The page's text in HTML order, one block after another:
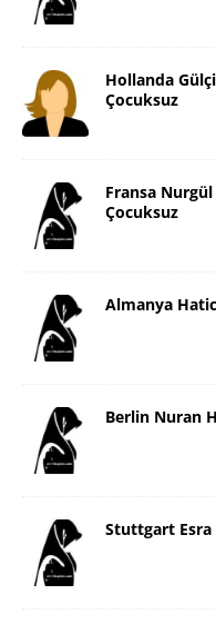
Hollanda
Çocuksuz
Fransa
Çocuksuz
Almanya
Berlin Nuran
Stuttgart Esra